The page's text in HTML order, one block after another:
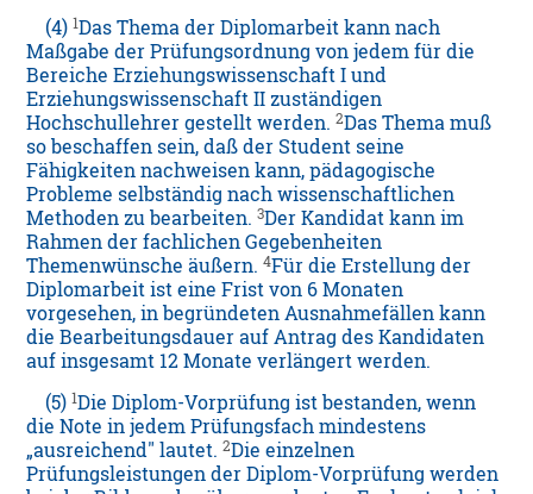
(4)1Das Thema der Diplomarbeit kann nach
Maßgabe der Prüfungsordnung von jedem für die
Bereiche Erziehungswissenschaft I und
Erziehungswissenschaft II zuständigen
Hochschullehrer gestellt werden.2Das Thema muß
so beschaffen sein, daß der Student seine
Fähigkeiten nachweisen kann, pädagogische
Probleme selbständig nach wissenschaftlichen
Methoden zu bearbeiten.3Der Kandidat kann im
Rahmen der fachlichen Gegebenheiten
Themenwünsche äußern.4Für die Erstellung der
Diplomarbeit ist eine Frist von 6 Monaten
vorgesehen, in begründeten Ausnahmefällen kann
die Bearbeitungsdauer auf Antrag des Kandidaten
auf insgesamt 12 Monate verlängert werden.
(5)1Die Diplom-Vorprüfung ist bestanden, wenn
die Note in jedem Prüfungsfach mindestens
„ausreichend" lautet.2Die einzelnen
Prüfungsleistungen der Diplom-Vorprüfung werden